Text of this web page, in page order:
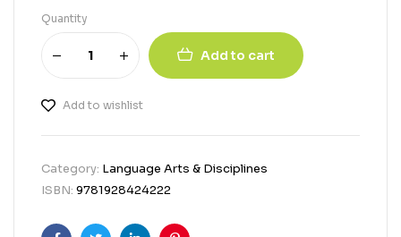
Quantity
Add to cart
Add to wishlist
Category: Language Arts & Disciplines
ISBN: 9781928424222